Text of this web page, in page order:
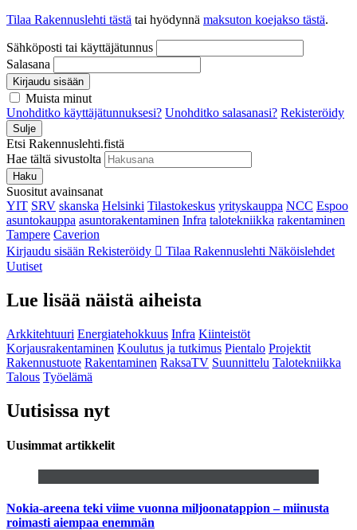
Tilaa Rakennuslehti tästä tai hyödynnä maksuton koejakso tästä.
Sähköposti tai käyttäjätunnus
Salasana
Kirjaudu sisään
Muista minut
Unohditko käyttäjätunnuksesi? Unohditko salasanasi? Rekisteröidy
Sulje
Etsi Rakennuslehti.fistä
Hae tältä sivustolta
Haku
Suositut avainsanat
YIT SRV skanska Helsinki Tilastokeskus yrityskauppa NCC Espoo
asuntokauppa asuntorakentaminen Infra talotekniikka rakentaminen
Tampere Caverion
Kirjaudu sisään Rekisteröidy Tilaa Rakennuslehti Näköislehdet
Uutiset
Lue lisää näistä aiheista
Arkkitehtuuri Energiatehokkuus Infra Kiinteistöt
Korjausrakentaminen Koulutus ja tutkimus Pientalo Projektit
Rakennustuote Rakentaminen RaksaTV Suunnittelu Talotekniikka
Talous Työelämä
Uutisissa nyt
Uusimmat artikkelit
Nokia-areena teki viime vuonna miljoonatappion – miinusta
roimasti aiempaa enemmän